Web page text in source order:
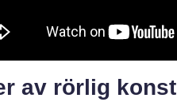
av rörlig konst